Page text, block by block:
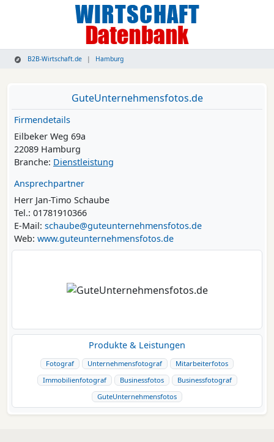
B2B-Wirtschaft.de Hamburg
GuteUnternehmensfotos.de
Firmendetails
Eilbeker Weg 69a
22089 Hamburg
Branche: Dienstleistung
Ansprechpartner
Herr Jan-Timo Schaube
Tel.: 01781910366
E-Mail: schaube@guteunternehmensfotos.de
Web: www.guteunternehmensfotos.de
Produkte & Leistungen
Fotograf Unternehmensfotograf
Mitarbeiterfotos
Immobilienfotograf
Businessfotos
Businessfotograf
GuteUnternehmensfotos